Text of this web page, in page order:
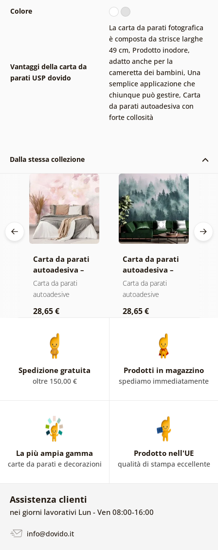
Colore
Vantaggi della carta da
parati USP dovido
La carta da parati fotografica
è composta da strisce larghe
49 cm, Prodotto inodore,
adatto anche per la
cameretta dei bambini, Una
semplice applicazione che
chiunque può gestire, Carta
da parati autoadesiva con
forte collosità
Dalla stessa collezione
Carta da parati
autoadesiva –
Foglie con
sfumatura
Carta da parati
autoadesive
28,65 €
Carta da parati
autoadesiva –
Foresta nella
nebbia
Carta da parati
autoadesive
28,65 €
Spedizione gratuita
oltre 150,00 €
Prodotti in magazzino
spediamo immediatamente
La più ampia gamma
carte da parati e decorazioni
Prodotto nell'UE
qualità di stampa eccellente
Assistenza clienti
nei giorni lavorativi Lun - Ven 08:00-16:00
info@dovido.it